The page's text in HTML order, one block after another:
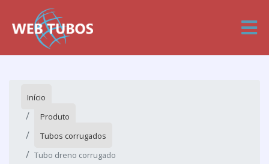
Início
Produto
Tubos corrugados
Tubo dreno corrugado